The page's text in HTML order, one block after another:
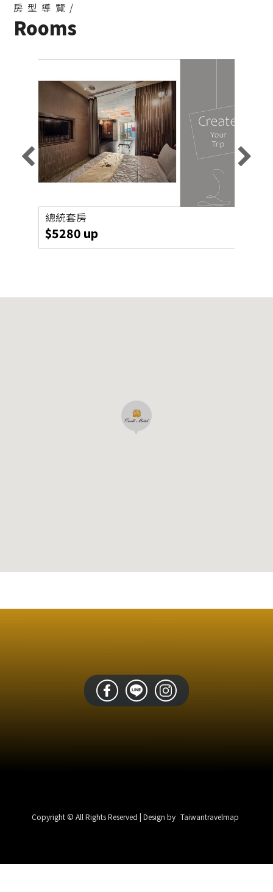
房型導覽/
Rooms
總統套房
$5280 up
Copyright © All Rights Reserved | Design by Taiwantravelmap